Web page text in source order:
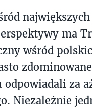
ma
wśród
za
Niezależnie